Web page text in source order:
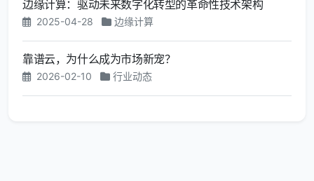
边缘计算：驱动未来数字化转型的革命性技术架构
2025-04-28 边缘计算
靠谱云，为什么成为市场新宠？
2026-02-10 行业动态